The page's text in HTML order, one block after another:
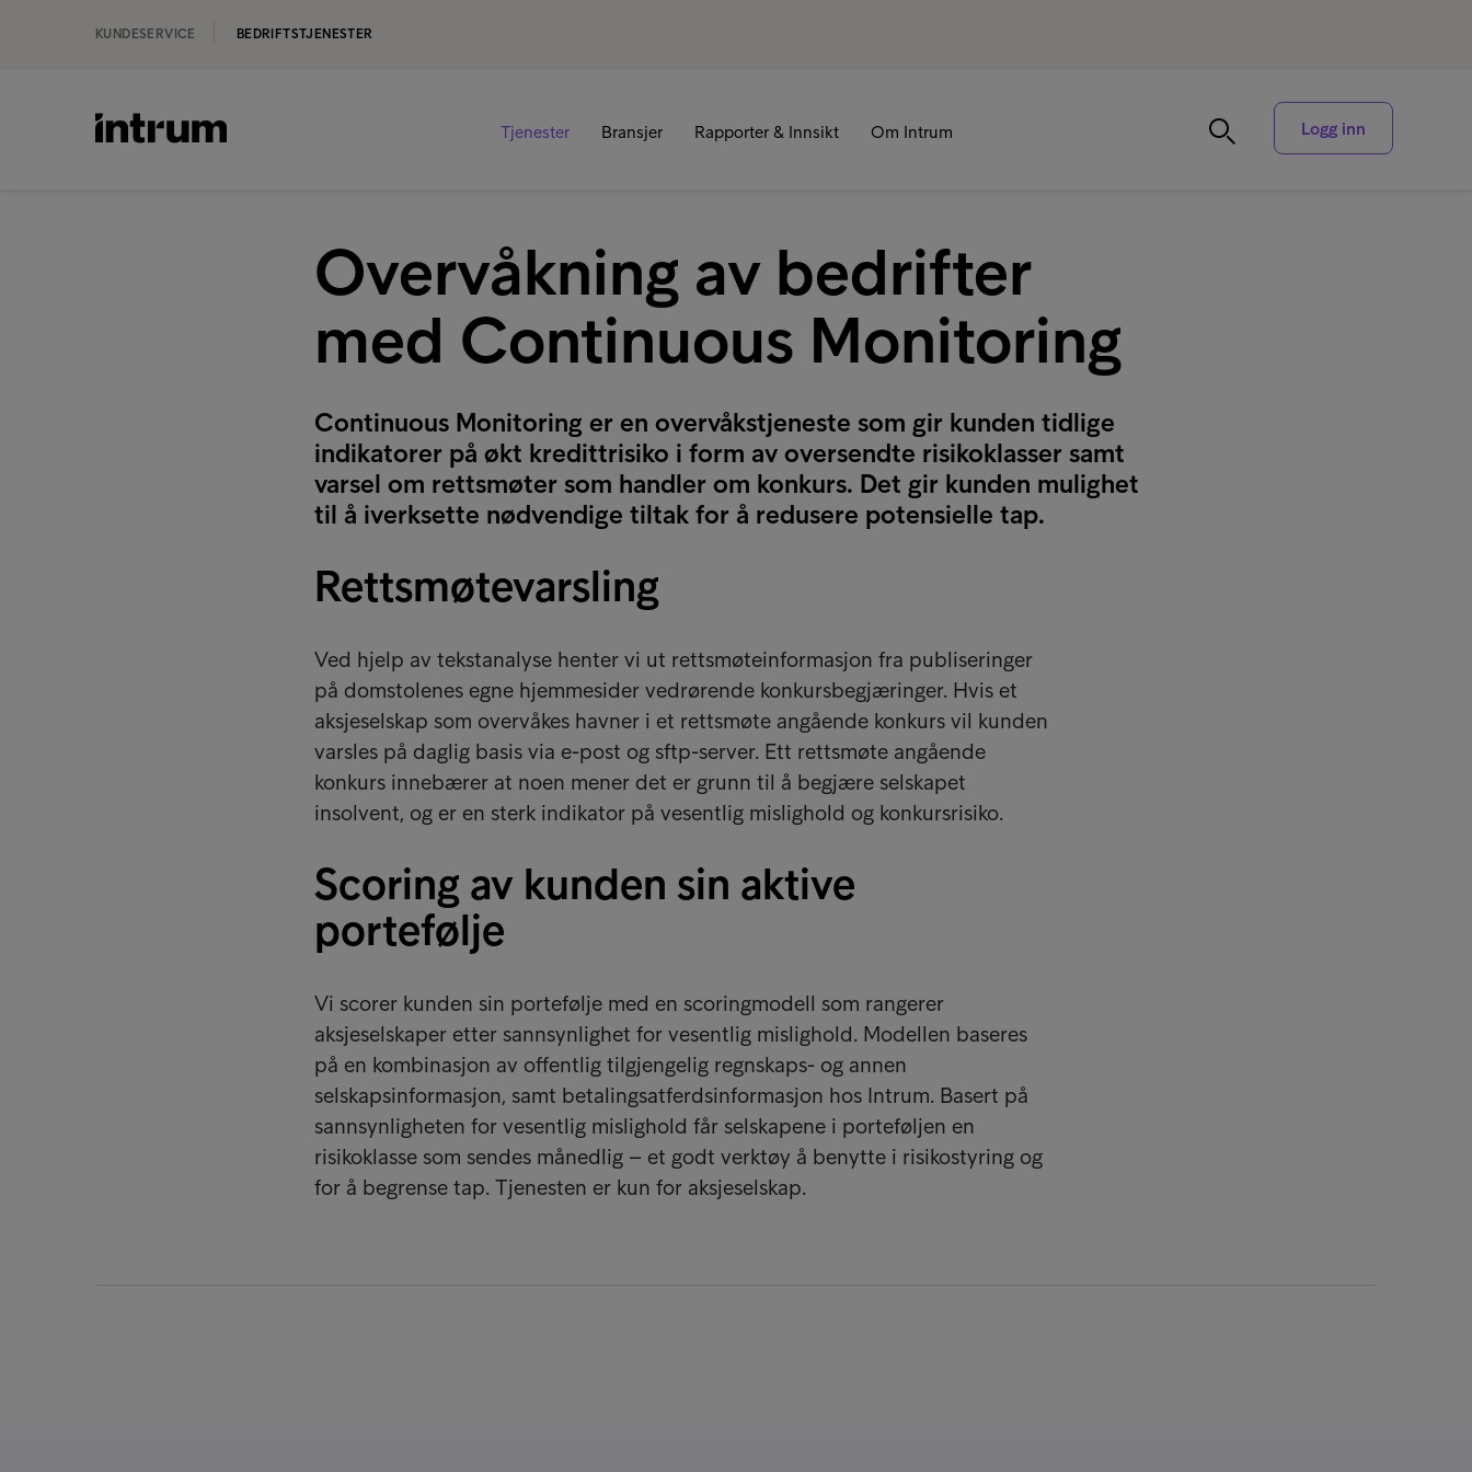
KUNDESERVICE BEDRIFTSTJENESTER
Tjenester Bransjer Rapporter & Innsikt Om Intrum Logg inn
Overvåkning av bedrifter
med Continuous Monitoring
Continuous Monitoring er en overvåkstjeneste som gir kunden tidlige
indikatorer på økt kredittrisiko i form av oversendte risikoklasser samt
varsel om rettsmøter som handler om konkurs. Det gir kunden mulighet
til å iverksette nødvendige tiltak for å redusere potensielle tap.
Rettsmøtevarsling
Ved hjelp av tekstanalyse henter vi ut rettsmøteinformasjon fra publiseringer
på domstolenes egne hjemmesider vedrørende konkursbegjæringer. Hvis et
aksjeselskap som overvåkes havner i et rettsmøte angående konkurs vil kunden
varsles på daglig basis via e-post og sftp-server. Ett rettsmøte angående
konkurs innebærer at noen mener det er grunn til å begjære selskapet
insolvent, og er en sterk indikator på vesentlig mislighold og konkursrisiko.
Scoring av kunden sin aktive
portefølje
Vi scorer kunden sin portefølje med en scoringmodell som rangerer
aksjeselskaper etter sannsynlighet for vesentlig mislighold. Modellen baseres
på en kombinasjon av offentlig tilgjengelig regnskaps- og annen
selskapsinformasjon, samt betalingsatferdsinformasjon hos Intrum. Basert på
sannsynligheten for vesentlig mislighold får selskapene i porteføljen en
risikoklasse som sendes månedlig – et godt verktøy å benytte i risikostyring og
for å begrense tap. Tjenesten er kun for aksjeselskap.